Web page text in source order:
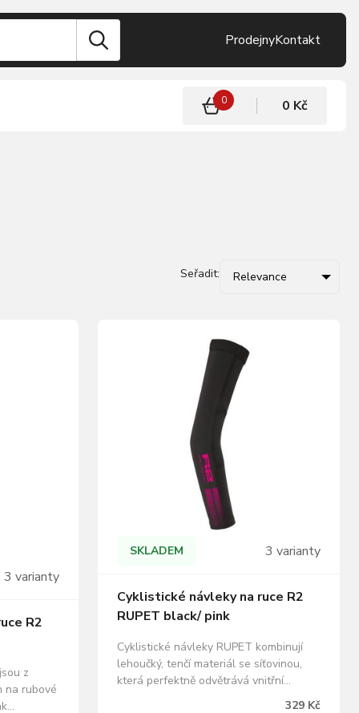
ProdejnyKontakt
0 0 Kč
Seřadit: Relevance
3 varianty
R2
z
na rubové
SKLADEM 3 varianty
Cyklistické návleky na ruce R2
RUPET black/ pink
Cyklistické návleky RUPET kombinují
lehoučký, tenčí materiál se síťovinou,
která perfektně odvětrává vnitřní
předloktí. Jsou vybavené reflexním
329 Kč